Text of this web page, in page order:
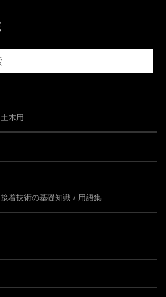
土木用
接着技術の基礎知識 用語集